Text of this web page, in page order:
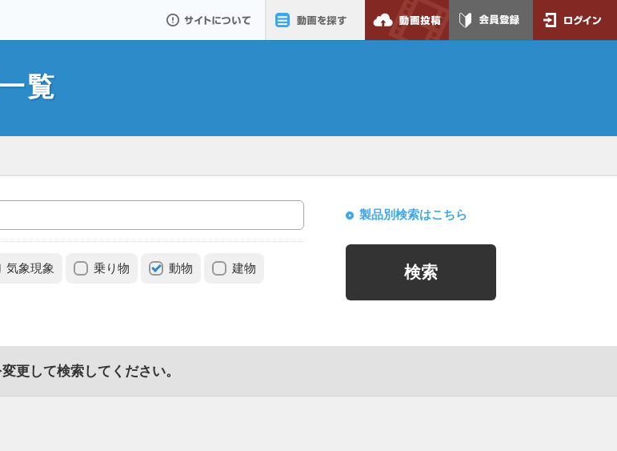
覧
気象現象 乗り物 動物 建物
製品別検索はこちら
更して検索してください。